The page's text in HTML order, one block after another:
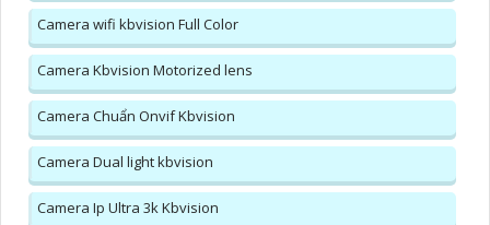
Camera wifi kbvision Full Color
Camera Kbvision Motorized lens
Camera Chuẩn Onvif Kbvision
Camera Dual light kbvision
Camera Ip Ultra 3k Kbvision